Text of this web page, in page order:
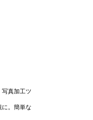
真加工ツ
。簡単な